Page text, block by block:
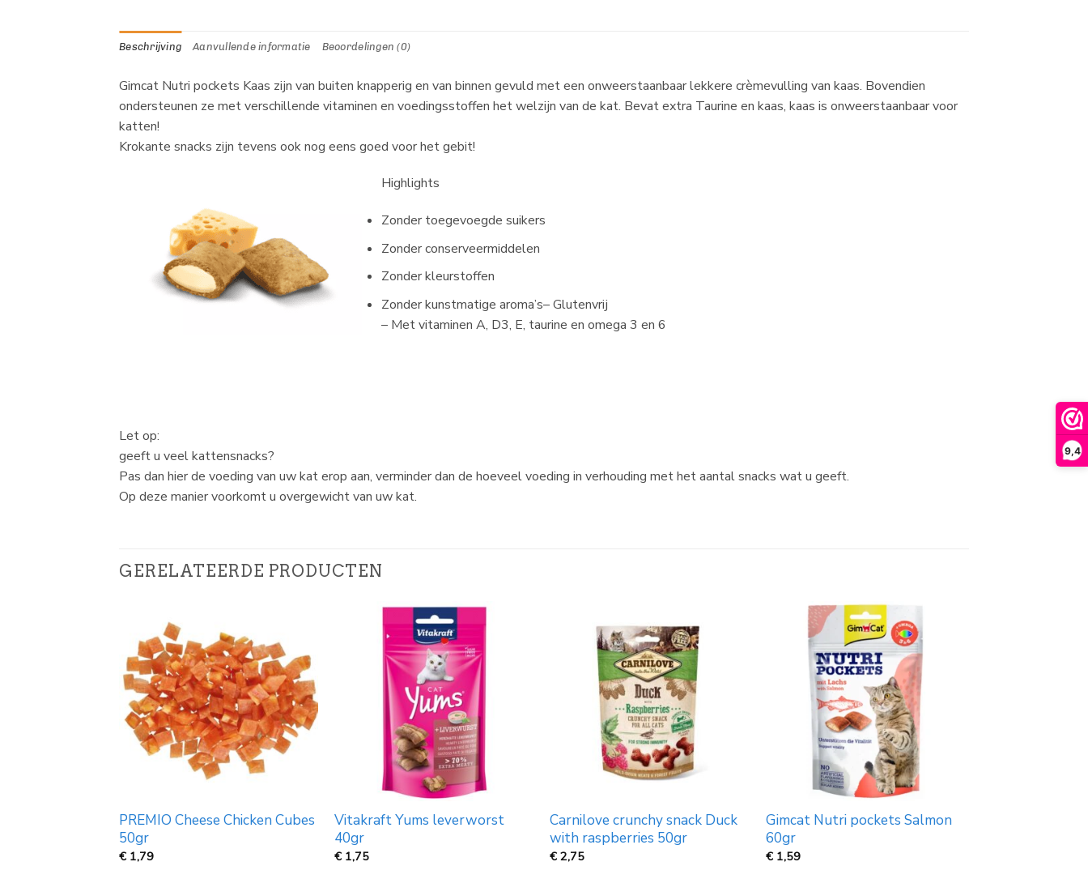
9,4
Beschrijving Aanvullende informatie Beoordelingen (0)
Gimcat Nutri pockets Kaas zijn van buiten knapperig en van binnen gevuld met een onweerstaanbaar lekkere crèmevulling van kaas. Bovendien
ondersteunen ze met verschillende vitaminen en voedingsstoffen het welzijn van de kat. Bevat extra Taurine en kaas, kaas is onweerstaanbaar voor
katten!
Krokante snacks zijn tevens ook nog eens goed voor het gebit!
Highlights
Zonder toegevoegde suikers
Zonder conserveermiddelen
Zonder kleurstoffen
Zonder kunstmatige aroma’s– Glutenvrij
– Met vitaminen A, D3, E, taurine en omega 3 en 6
Let op:
geeft u veel kattensnacks?
Pas dan hier de voeding van uw kat erop aan, verminder dan de hoeveel voeding in verhouding met het aantal snacks wat u geeft.
Op deze manier voorkomt u overgewicht van uw kat.
GERELATEERDE PRODUCTEN
PREMIO Cheese Chicken Cubes
50gr
€ 1,79
Vitakraft Yums leverworst
40gr
€ 1,75
Carnilove crunchy snack Duck
with raspberries 50gr
€2,75
Gimcat Nutri pockets Salmon
60gr
€ 1,59